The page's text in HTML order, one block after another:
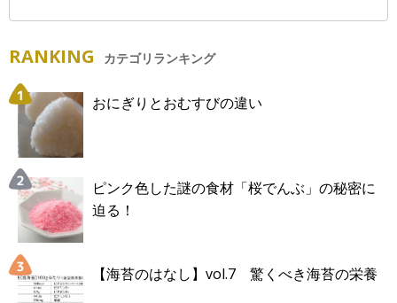
RANKING カテゴリランキング
おにぎりとおむすびの違い
ピンク色した謎の食材「桜でんぶ」の秘密に
迫る！
【海苔のはなし】vol.7 驚くべき海苔の栄養